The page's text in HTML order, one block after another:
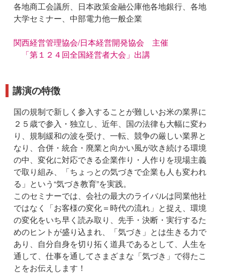
各地商工会議所、日本政策金融公庫他各地銀行、各地
大学セミナー、中部電力他一般企業
関西経営管理協会/日本経営開発協会 主催
「第１２４回全国経営者大会」出講
講演の特徴
国の規制で新しく参入することが難しいお米の業界に
２５歳で参入・独立し、近年、国の法律も大幅に変わ
り、規制緩和の波を受け、一転、競争の厳しい業界と
なり、合併・統合・廃業と向かい風が吹き続ける環境
の中、変化に対応できる企業作り・人作りを現場主義
で取り組み、「ちょっとの気づきで企業も人も変われ
る」という“気づき教育”を実践。
このセミナーでは、会社の最大のライバルは同業他社
ではなく「お客様の変化＝時代の流れ」と捉え、環境
の変化をいち早く読み取り、先手・決断・実行するた
めのヒントが盛り込まれ、「気づき」とは生きる力で
あり、自分自身を切り拓く道具であるとして、人生を
通して、仕事を通してさまざまな「気づき」で得たこ
とをお伝えします！